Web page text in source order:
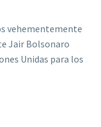
vehementemente
Jair Bolsonaro
Unidas para los